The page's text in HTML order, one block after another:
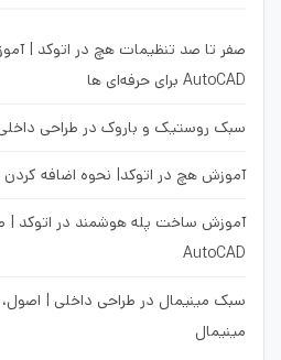
AutoCAD برای حرفه‌ای ها
سبک روستیک و باروک در طراحی
آموزش هچ در اتوکد| نحوه اضافه کردن Pattern
آموزش ساخت پله هوشمند در اتوکد |
AutoCAD
سبک مینیمال در طراحی داخلی | اصول،
مینیمال